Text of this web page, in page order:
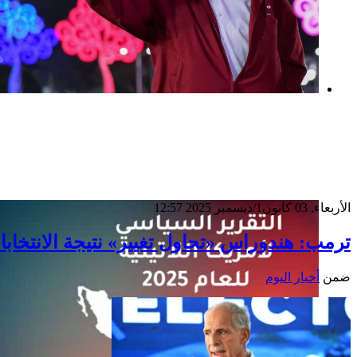
الأربعاء, 03 كانون1/ديسمبر 2025 12:57
ترمب: هندوراس «تحاول تغيير» نتيجة
ضمن أخبار اليوم